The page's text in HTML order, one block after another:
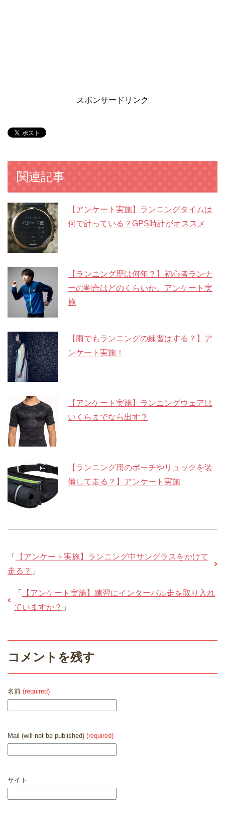
スポンサードリンク
関連記事
【アンケート実施】ランニングタイムは
何で計っている？GPS時計がオススメ
【ランニング歴は何年？】初心者ランナ
ーの割合はどのくらいか。アンケート実
施
【雨でもランニングの練習はする？】ア
ンケート実施！
【アンケート実施】ランニングウェアは
いくらまでなら出す？
【ランニング用のポーチやリュックを装
備して走る？】アンケート実施
「
【アンケート実施】ランニング中サングラスをかけて
走る？ 」
「
【アンケート実施】練習にインターバル走を取り入れ
ていますか？ 」
コメントを残す
名前 (required)
Mail (will not be published) (required)
サイト